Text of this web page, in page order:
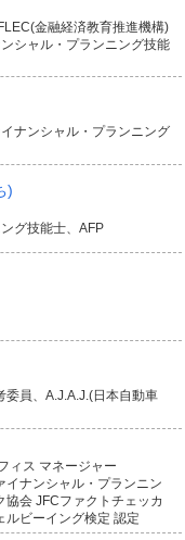
金融経済教育推進機構)
シャル・プランニング技能
ナンシャル・プランニング
)
グ技能士、AFP
委員、A.J.A.J.(日本自動車
ィス マネージャー
イナンシャル・プランニン
会 JFCファクトチェッカ
ルビーイング検定 認定